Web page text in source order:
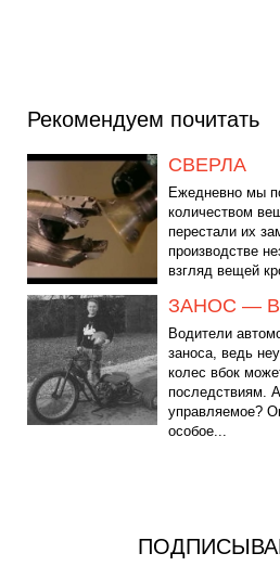
Рекомендуем почитать
СВЕРЛА
Ежедневно мы
количеством
перестали их
производстве
взгляд вещей
ЗАНОС —
Водители
заноса, ведь
колес вбок
последствиям.
управляемое?
особое...